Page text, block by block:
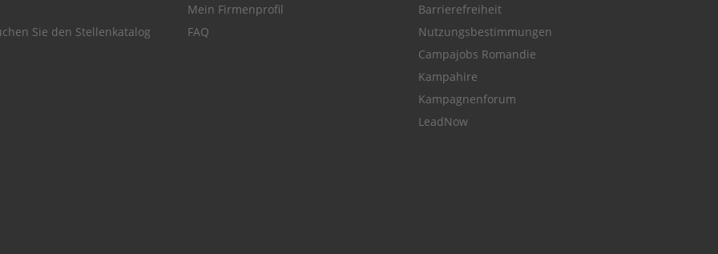
Sie den Stellenkatalog
Mein Firmenprofil
FAQ
Barrierefreiheit
Nutzungsbestimmungen
Campajobs Romandie
Kampahire
Kampagnenforum
LeadNow